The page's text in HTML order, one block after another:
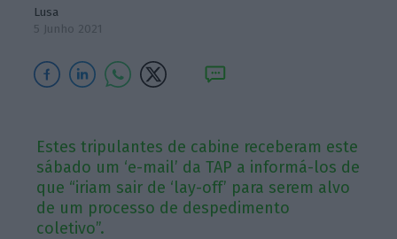
Lusa
5 Junho 2021
Estes tripulantes de cabine receberam este
sábado um ‘e-mail’ da TAP a informá-los de
que “iriam sair de ‘lay-off’ para serem alvo
de um processo de despedimento
coletivo”.